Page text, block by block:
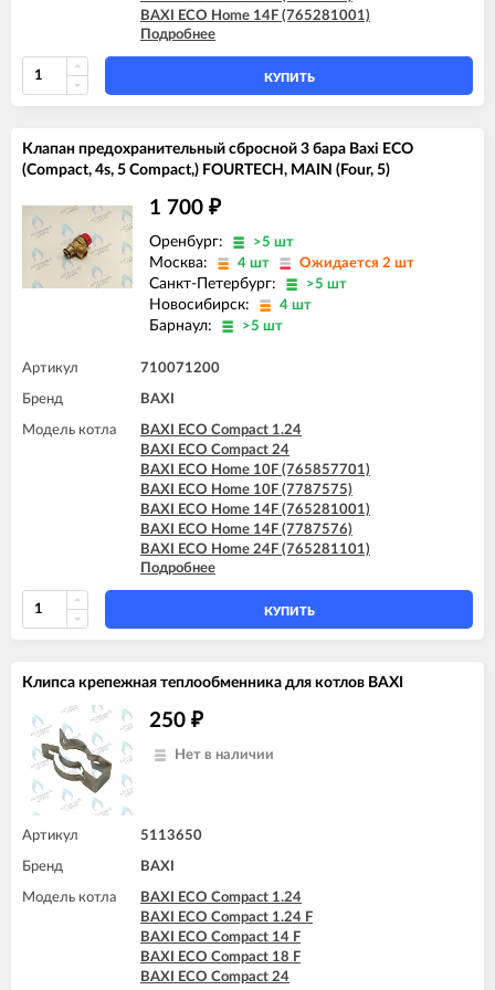
BAXI ECO Home 14F (765281001)
BAXI ECO Home 14F (7787576)
BAXI ECO Home 24F (765281101)
BAXI ECO Home 24F (7787577)
BAXI ECO-5 Compact 14 F
BAXI ECO-5 Compact 24 F
BAXI ECO-5 Compact 24 F GPL
BAXI FOURTECH 24 (CSB)
BAXI FOURTECH 24 (CSR)
BAXI FOURTECH 24 F (CSB)
BAXI FOURTECH 24 F (CSR)
Подробнее
КУПИТЬ
Клапан предохранительный сбросной 3 бара Baxi ECO
(Compact, 4s, 5 Compact,) FOURTECH, MAIN (Four, 5)
1 700 ₽
Оренбург: >5 шт
Москва: 4 шт Ожидается 2 шт
Санкт-Петербург: >5 шт
Новосибирск: 4 шт
Барнаул: >5 шт
Артикул 710071200
Бренд BAXI
Модель котла
BAXI ECO Compact 1.24
BAXI ECO Compact 24
BAXI ECO Home 10F (765857701)
BAXI ECO Home 10F (7787575)
BAXI ECO Home 14F (765281001)
BAXI ECO Home 14F (7787576)
BAXI ECO Home 24F (765281101)
BAXI ECO Home 24F (7787577)
BAXI ECO-4s 1.24 F
BAXI ECO-5 Compact 1.24
BAXI ECO-5 Compact 24
BAXI FOURTECH 1.24
BAXI FOURTECH 1.24 F
BAXI FOURTECH 24 (CSB)
BAXI FOURTECH 24 (CSR)
BAXI MAIN Four 24
BAXI MAIN-5 14 F
BAXI MAIN-5 18 F
BAXI MAIN-5 24 F
Подробнее
КУПИТЬ
Клипса крепежная теплообменника для котлов BAXI
250 ₽
Нет в наличии
Артикул 5113650
Бренд BAXI
Модель котла
BAXI ECO Compact 1.24
BAXI ECO Compact 1.24 F
BAXI ECO Compact 14 F
BAXI ECO Compact 18 F
BAXI ECO Compact 24